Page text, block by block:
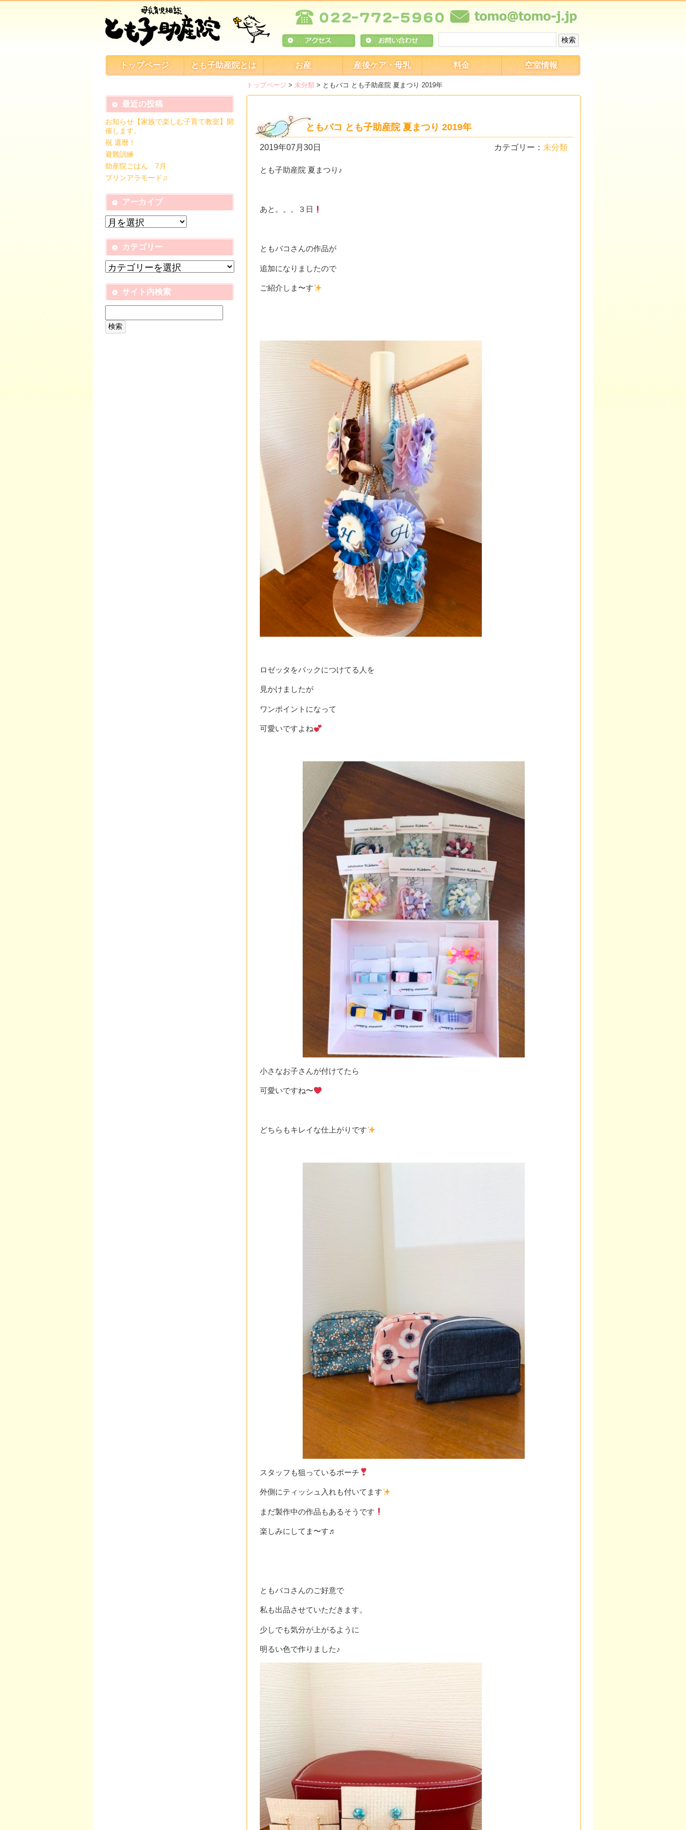
トップページ とも子助産院とは お産 産後ケア・母乳 料金 空室情報
トップページ > 未分類 > ともバコ とも子助産院 夏まつり 2019年
ともバコ とも子助産院 夏まつり 2019年
2019年07月30日 カテゴリー： 未分類
とも子助産院 夏まつり♪
あと。。。３日
ともバコさんの作品が
追加になりましたので
ご紹介しま〜す
ロゼッタをバックにつけてる人を
見かけましたが
ワンポイントになって
可愛いですよね
小さなお子さんが付けてたら
可愛いですね〜
どちらもキレイな仕上がりです
スタッフも狙っているポーチ
外側にティッシュ入れも付いてます
まだ製作中の作品もあるそうです
楽しみにしてま〜す♬
ともバコさんのご好意で
私も出品させていただきます。
少しでも気分が上がるように
明るい色で作りました♪
最近の投稿
お知らせ【家族で楽しむ子育て教室】開
催します。
祝 還暦！
避難訓練
助産院ごはん 7月
プリンアラモード♫
アーカイブ
カテゴリー
サイト内検索